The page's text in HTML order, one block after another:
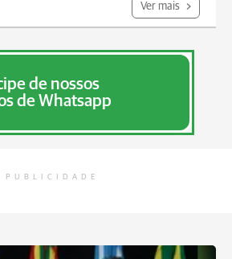
Ver mais
de nossos
de Whatsapp
PUBLICIDADE